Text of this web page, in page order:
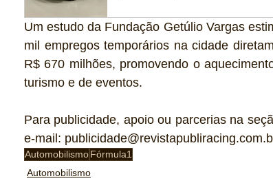
Um estudo da Fundação Getúlio Vargas
mil empregos temporários na cidade
R$ 670 milhões, promovendo o
turismo e de eventos.
Para publicidade, apoio ou parcerias na
e-mail:
AutomobilismoFórmula1
Automobilismo